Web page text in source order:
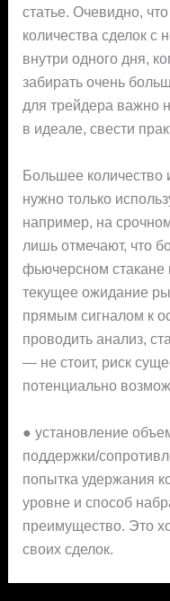
статье. Очевидно,
количества сделок
внутри одного дня,
забирать очень
для трейдера важно
в идеале, свести
Большее количество
нужно только
например, на
лишь отмечают, что
фьючерсном стакане
текущее ожидание
прямым сигналом к
проводить анализ,
— не стоит, риск
потенциально
● установление
поддержки/
попытка удержания
уровне и способ
преимущество. Это
своих сделок.